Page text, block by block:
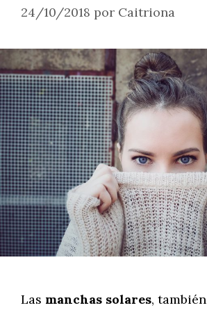
24/10/2018 por Caitriona
Las manchas solares, también